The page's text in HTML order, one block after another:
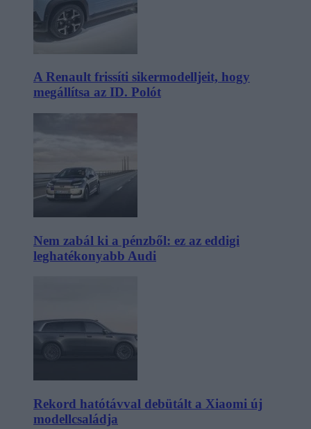
A Renault frissíti sikermodelljeit, hogy
megállítsa az ID. Polót
Nem zabál ki a pénzből: ez az eddigi
leghatékonyabb Audi
Rekord hatótávval debütált a Xiaomi új
modellcsaládja